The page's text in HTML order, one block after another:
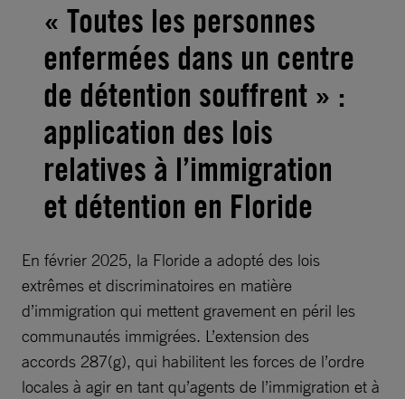
« Toutes les personnes
enfermées dans un centre
de détention souffrent » :
application des lois
relatives à l’immigration
et détention en Floride
En février 2025, la Floride a adopté des lois
extrêmes et discriminatoires en matière
d’immigration qui mettent gravement en péril les
communautés immigrées. L’extension des
accords 287(g), qui habilitent les forces de l’ordre
locales à agir en tant qu’agents de l’immigration et à